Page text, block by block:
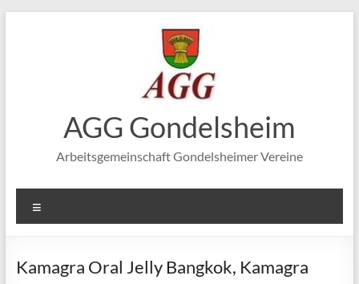
AGG Gondelsheim
Arbeitsgemeinschaft Gondelsheimer Vereine
Kamagra Oral Jelly Bangkok, Kamagra